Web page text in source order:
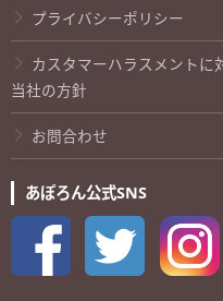
プライバシーポリシー
カスタマーハラスメントに
当社の方針
お問合わせ
あぽろん公式SNS